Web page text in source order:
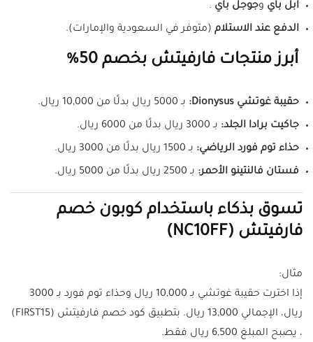
آبل باي وجوجل باي .
الدفع عند الاستلام (متوفر في السعودية والإمارات).
أبرز منتجات فارفيتش بخصم 50%
حقيبة غوتشي Dionysus: بـ 5000 ريال بدلًا من 10,000 ريال.
جاكيت برادا الجلد: بـ 3000 ريال بدلًا من 6000 ريال.
حذاء توم فورد الرياضي: بـ 1500 ريال بدلًا من 3000 ريال.
فستان فالنتينو الأحمر: بـ 2500 ريال بدلًا من 5000 ريال.
تسوق بذكاء باستخدام كوبون خصم
فارفيتش (NC10FF)
مثال:
إذا اخترت حقيبة غوتشي بـ 10,000 ريال وحذاء توم فورد بـ 3000
ريال، الإجمالي 13,000 ريال. بتطبيق كود خصم فارفيتش (FIRST15)
، يصبح المبلغ 6,500 ريال فقط.